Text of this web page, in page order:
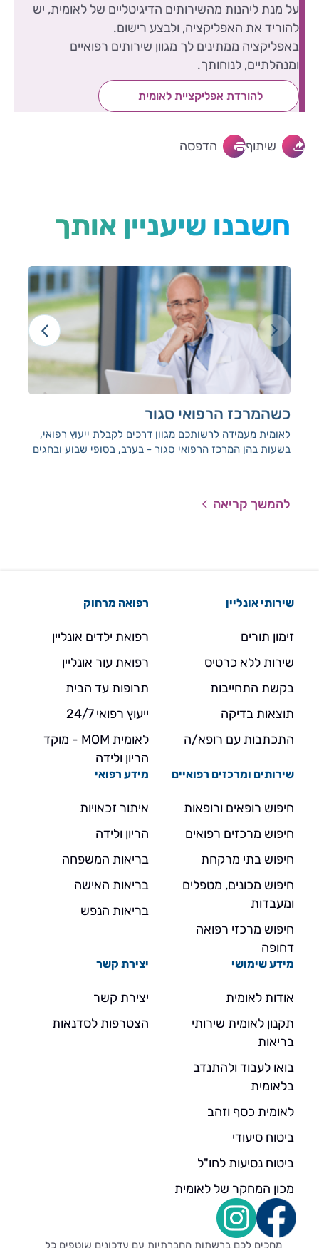
על מנת ליהנות מהשירותים הדיגיטליים של לאומית, יש
להוריד את האפליקציה, ולבצע רישום.
באפליקציה ממתינים לך מגוון שירותים רפואיים
ומנהלתיים, לנוחותך.
להורדת אפליקציית לאומית
שיתוף הדפסה
חשבנו שיעניין אותך
כשהמרכז הרפואי סגור
לאומית מעמידה לרשותכם מגוון דרכים לקבלת ייעוץ רפואי,
בשעות בהן המרכז הרפואי סגור - בערב, בסופי שבוע ובחגים
להמשך קריאה
שירותי אונליין
זימון תורים
שירות ללא כרטיס
בקשת התחייבות
תוצאות בדיקה
התכתבות עם רופא/ה
רפואה מרחוק
רפואת ילדים אונליין
רפואת עור אונליין
תרופות עד הבית
ייעוץ רפואי 24/7
לאומית MOM - מוקד
הריון ולידה
שירותים ומרכזים רפואיים
חיפוש רופאים ורופאות
חיפוש מרכזים רפואים
חיפוש בתי מרקחת
חיפוש מכונים, מטפלים
ומעבדות
חיפוש מרכזי רפואה
דחופה
מידע רפואי
איתור זכאויות
הריון ולידה
בריאות המשפחה
בריאות האישה
בריאות הנפש
מידע שימושי
אודות לאומית
תקנון לאומית שירותי
בריאות
בואו לעבוד ולהתנדב
בלאומית
לאומית כסף וזהב
ביטוח סיעודי
ביטוח נסיעות לחו"ל
מכון המחקר של לאומית
יצירת קשר
יצירת קשר
הצטרפות לסדנאות
מחכים לכם ברשתות החברתיות עם עדכונים שוטפים כל